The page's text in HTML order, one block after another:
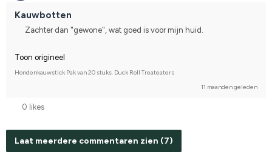
Kauwbotten
Zachter dan "gewone", wat goed is voor mijn huid.
Toon origineel
Hondenkauwstick Pak van 20 stuks. Duck Roll Treateaters
11 maanden geleden
0 likes
Laat meerdere commentaren zien (7)